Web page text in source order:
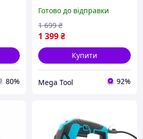
80%
лобзик по дереву
електролобзик для
майстерні
Готово до відправки
1 399₴
1 699 ₴
Купити
Mega Tool 92%